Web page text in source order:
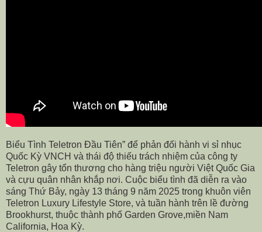
Biểu Tình Teletron Đầu Tiên” để phản đối hành vi sỉ nhục
Quốc Kỳ VNCH và thái độ thiếu trách nhiệm của công ty
Teletron gây tổn thương cho hàng triệu người Việt Quốc Gia
và cựu quân nhân khắp nơi. Cuộc biểu tình đã diễn ra vào
sáng Thứ Bảy, ngày 13 tháng 9 năm 2025 trong khuôn viên
Teletron Luxury Lifestyle Store, và tuần hành trên lề đường
Brookhurst, thuộc thành phố Garden Grove,miền Nam
California, Hoa Kỳ.